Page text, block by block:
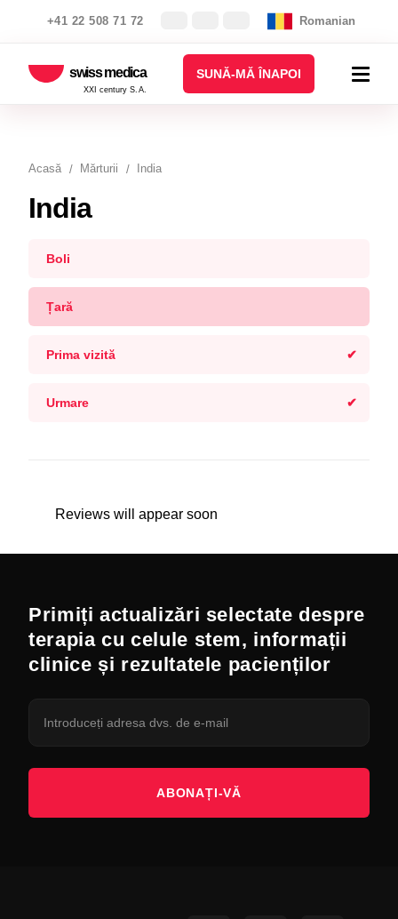
+41 22 508 71 72 Romanian
swiss medica
XXI century S.A.
SUNĂ-MĂ ÎNAPOI
Acasă Mărturii India
India
Boli
Țară
Prima vizită
Urmare
Reviews will appear soon
Primiți actualizări selectate despre
terapia cu celule stem, informații
clinice și rezultatele pacienților
ABONAȚI-VĂ